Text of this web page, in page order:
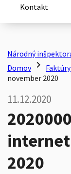
Kontakt
Národný
Domov chevron_right Faktúry
november 2020
11.12.2020
2020